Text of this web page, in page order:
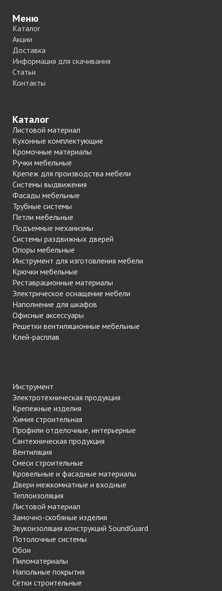
Меню
Каталог
Акции
Доставка
Информация для скачивания
Статьи
Контакты
Каталог
Листовой материал
Кухонные комплектующие
Кромочные материалы
Ручки мебельные
Крепеж для производства мебели
Системы выдвижения
Фасады мебельные
Трубные системы
Петли мебельные
Подъемные механизмы
Системы раздвижных дверей
Опоры мебельные
Инструмент для изготовления мебели
Крючки мебельные
Реставрационные материалы
Электрическое оснащение мебели
Наполнение для шкафов
Офисные аксессуары
Решетки вентиляционные мебельные
Клей-расплав
Инструмент
Электротехническая продукция
Крепежные изделия
Химия строительная
Профили отделочные, интерьерные
Сантехническая продукция
Вентиляция
Смеси строительные
Кровельные и фасадные материалы
Двери межкомнатные и входные
Теплоизоляция
Листовой материал
Замочно-скобяные изделия
Звукоизоляция конструкций SoundGuard
Потолочные системы
Обои
Пиломатериалы
Напольные покрытия
Сетки строительные